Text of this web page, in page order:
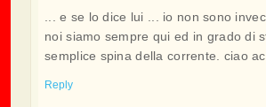
... e se lo dice lui ... io non sono
noi siamo sempre qui ed in grado di
semplice spina della corrente. ciao
Reply